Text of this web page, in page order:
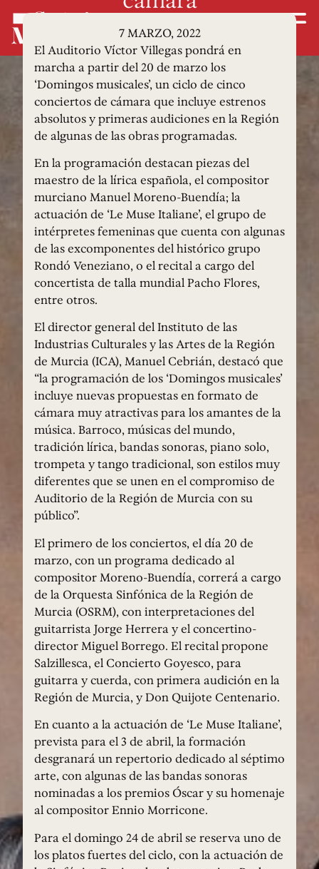
7 MARZO, 2022
El Auditorio Víctor Villegas pondrá en
marcha a partir del 20 de marzo los
‘Domingos musicales’, un ciclo de cinco
conciertos de cámara que incluye estrenos
absolutos y primeras audiciones en la Región
de algunas de las obras programadas.
En la programación destacan piezas del
maestro de la lírica española, el compositor
murciano Manuel Moreno-Buendía; la
actuación de ‘Le Muse Italiane’, el grupo de
intérpretes femeninas que cuenta con algunas
de las excomponentes del histórico grupo
Rondó Veneziano, o el recital a cargo del
concertista de talla mundial Pacho Flores,
entre otros.
El director general del Instituto de las
Industrias Culturales y las Artes de la Región
de Murcia (ICA), Manuel Cebrián, destacó que
“la programación de los ‘Domingos musicales’
incluye nuevas propuestas en formato de
cámara muy atractivas para los amantes de la
música. Barroco, músicas del mundo,
tradición lírica, bandas sonoras, piano solo,
trompeta y tango tradicional, son estilos muy
diferentes que se unen en el compromiso de
Auditorio de la Región de Murcia con su
público”.
El primero de los conciertos, el día 20 de
marzo, con un programa dedicado al
compositor Moreno-Buendía, correrá a cargo
de la Orquesta Sinfónica de la Región de
Murcia (OSRM), con interpretaciones del
guitarrista Jorge Herrera y el concertino-
director Miguel Borrego. El recital propone
Salzillesca, el Concierto Goyesco, para
guitarra y cuerda, con primera audición en la
Región de Murcia, y Don Quijote Centenario.
En cuanto a la actuación de ‘Le Muse Italiane’,
prevista para el 3 de abril, la formación
desgranará un repertorio dedicado al séptimo
arte, con algunas de las bandas sonoras
nominadas a los premios Óscar y su homenaje
al compositor Ennio Morricone.
Para el domingo 24 de abril se reserva uno de
los platos fuertes del ciclo, con la actuación de